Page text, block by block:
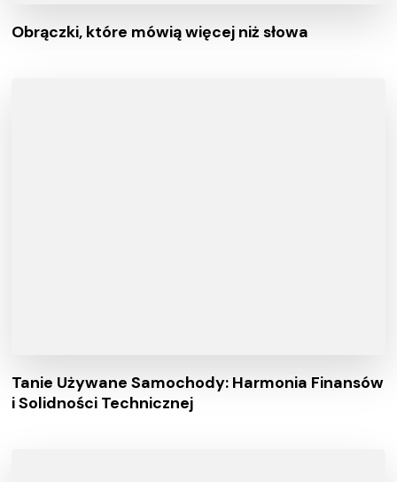
Obrączki, które mówią więcej niż słowa
Tanie Używane Samochody: Harmonia Finansów
i Solidności Technicznej